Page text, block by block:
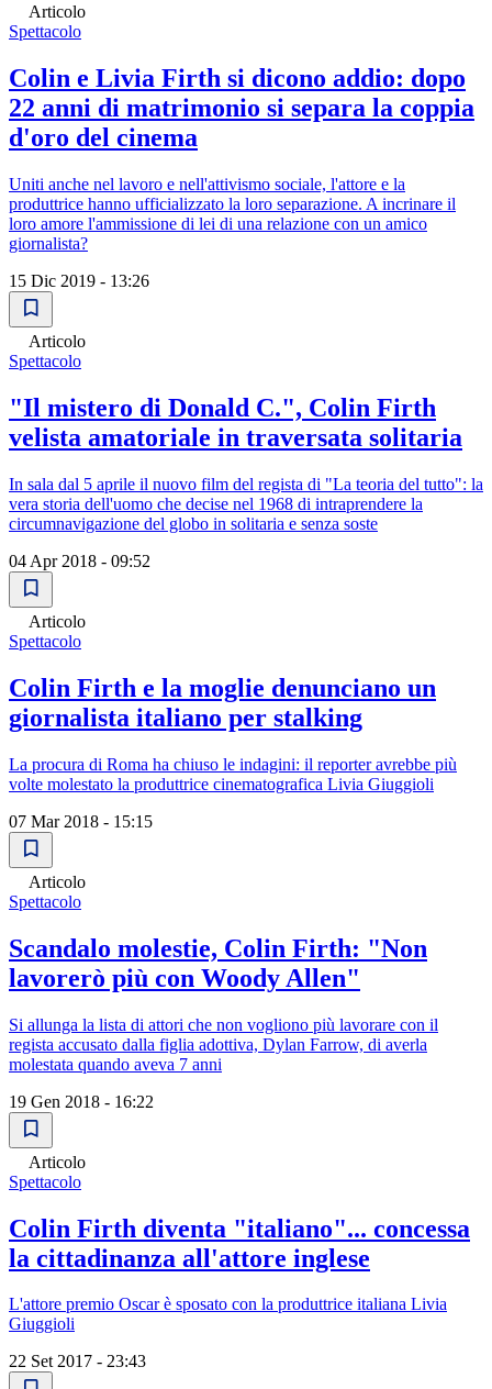
Articolo
Spettacolo
Colin e Livia Firth si dicono addio: dopo
22 anni di matrimonio si separa la coppia
d'oro del cinema
Uniti anche nel lavoro e nell'attivismo sociale, l'attore e la
produttrice hanno ufficializzato la loro separazione. A incrinare il
loro amore l'ammissione di lei di una relazione con un amico
giornalista?
15 Dic 2019 - 13:26
Articolo
Spettacolo
"Il mistero di Donald C.", Colin Firth
velista amatoriale in traversata solitaria
In sala dal 5 aprile il nuovo film del regista di "La teoria del tutto": la
vera storia dell'uomo che decise nel 1968 di intraprendere la
circumnavigazione del globo in solitaria e senza soste
04 Apr 2018 - 09:52
Articolo
Spettacolo
Colin Firth e la moglie denunciano un
giornalista italiano per stalking
La procura di Roma ha chiuso le indagini: il reporter avrebbe più
volte molestato la produttrice cinematografica Livia Giuggioli
07 Mar 2018 - 15:15
Articolo
Spettacolo
Scandalo molestie, Colin Firth: "Non
lavorerò più con Woody Allen"
Si allunga la lista di attori che non vogliono più lavorare con il
regista accusato dalla figlia adottiva, Dylan Farrow, di averla
molestata quando aveva 7 anni
19 Gen 2018 - 16:22
Articolo
Spettacolo
Colin Firth diventa "italiano"... concessa
la cittadinanza all'attore inglese
L'attore premio Oscar è sposato con la produttrice italiana Livia
Giuggioli
22 Set 2017 - 23:43